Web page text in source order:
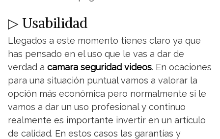
▷ Usabilidad
Llegados a este momento tienes claro ya que
has pensado en el uso que le vas a dar de
verdad a camara seguridad videos. En ocaciones
para una situación puntual vamos a valorar la
opción más económica pero normalmente si le
vamos a dar un uso profesional y continuo
realmente es importante invertir en un artículo
de calidad. En estos casos las garantías y